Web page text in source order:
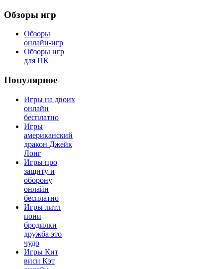
Обзоры игр
Обзоры
онлайн-игр
Обзоры игр
для ПК
Популярное
Игры на двоих
онлайн
бесплатно
Игры
американский
дракон Джейк
Лонг
Игры про
защиту и
оборону
онлайн
бесплатно
Игры литл
пони
бродилки
дружба это
чудо
Игры Кит
виси Кэт